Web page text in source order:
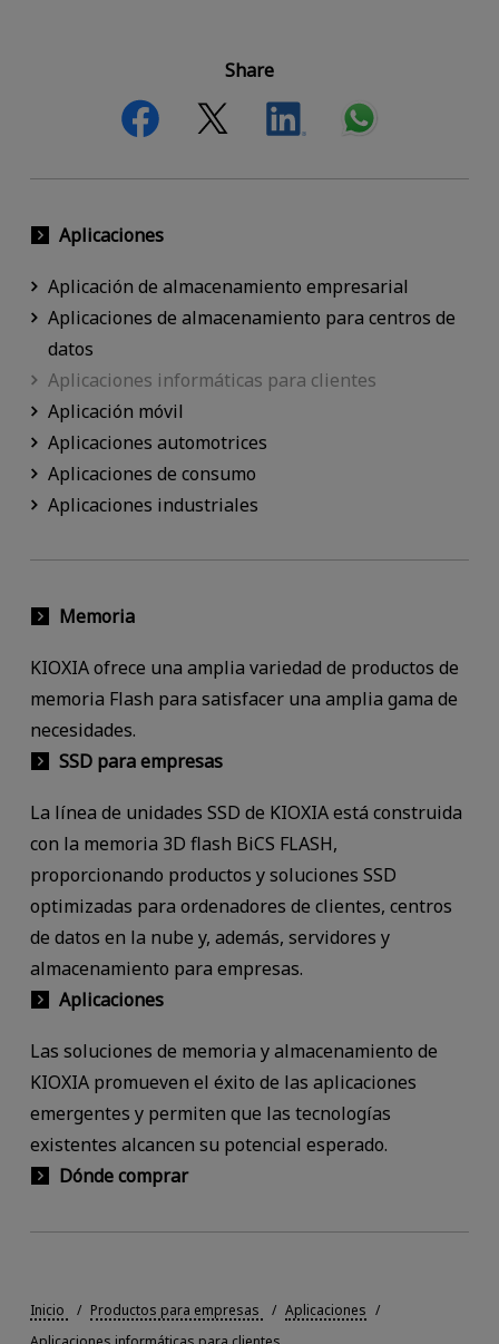
Share
Aplicaciones
Aplicación de almacenamiento empresarial
Aplicaciones de almacenamiento para centros de
datos
Aplicaciones informáticas para clientes
Aplicación móvil
Aplicaciones automotrices
Aplicaciones de consumo
Aplicaciones industriales
Memoria
KIOXIA ofrece una amplia variedad de productos de
memoria Flash para satisfacer una amplia gama de
necesidades.
SSD para empresas
La línea de unidades SSD de KIOXIA está construida
con la memoria 3D flash BiCS FLASH,
proporcionando productos y soluciones SSD
optimizadas para ordenadores de clientes, centros
de datos en la nube y, además, servidores y
almacenamiento para empresas.
Aplicaciones
Las soluciones de memoria y almacenamiento de
KIOXIA promueven el éxito de las aplicaciones
emergentes y permiten que las tecnologías
existentes alcancen su potencial esperado.
Dónde comprar
Inicio Productos para empresas
Aplicaciones